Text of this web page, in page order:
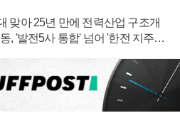
맞아 25년 만에 전력산업 구조개
, '발전5사 통합' 넘어 '한전 지주사'